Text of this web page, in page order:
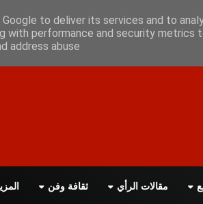
اتصل بنا اقرأ الصحيفة PDF
مقالات الرأي ثقافة وفن
to deliver its services and to
with performance and security metrics
address abuse.